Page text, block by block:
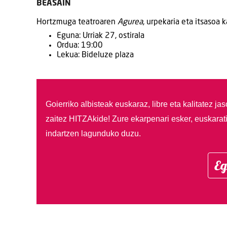
BEASAIN
Hortzmuga teatroaren Agurea, urpekaria eta itsasoa
Eguna: Urriak 27, ostirala
Ordua: 19:00
Lekua: Bideluze plaza
Goierriko albisteak euskaraz, libre eta kalitatez
zaitez HITZAkide! Zure ekarpenari esker,
indartzen lagunduko duzu.